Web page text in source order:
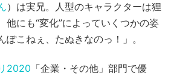
）は実兄。人型のキャラクターは狸
他にも“変化”によっていくつかの姿
ぽこねぇ、たぬきなのっ！」。
2020 「企業・その他」部門で優